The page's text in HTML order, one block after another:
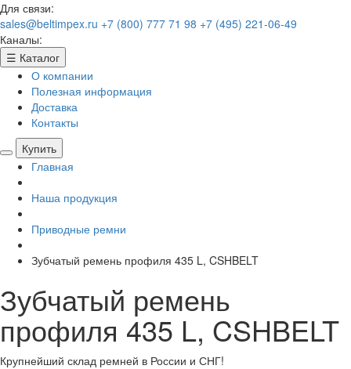
Для связи:
sales@beltimpex.ru +7 (800) 777 71 98 +7 (495) 221-06-49
Каналы:
☰ Каталог
О компании
Полезная информация
Доставка
Контакты
Купить
Главная
Наша продукция
Приводные ремни
Зубчатый ремень профиля 435 L, CSHBELT
Зубчатый ремень
профиля 435 L, CSHBELT
Крупнейший склад ремней в России и СНГ!